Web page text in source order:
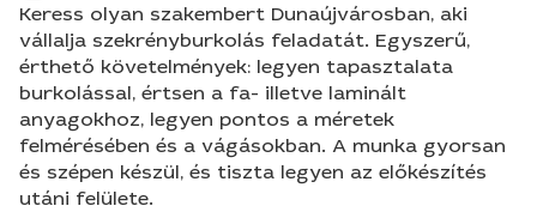
Keress olyan szakembert Dunaújvárosban, aki
vállalja szekrényburkolás feladatát. Egyszerű,
érthető követelmények: legyen tapasztalata
burkolással, értsen a fa- illetve laminált
anyagokhoz, legyen pontos a méretek
felmérésében és a vágásokban. A munka gyorsan
és szépen készül, és tiszta legyen az előkészítés
utáni felülete.